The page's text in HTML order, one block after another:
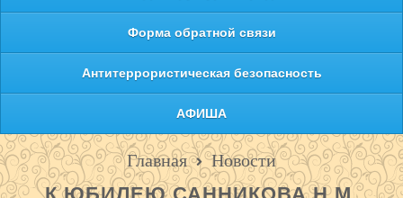
Форма обратной связи
Антитеррористическая безопасность
АФИША
Главная Новости